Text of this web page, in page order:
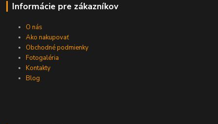
Informácie pre zákazníkov
O nás
Ako nakupovať
Obchodné podmienky
Fotogaléria
Kontakty
Blog